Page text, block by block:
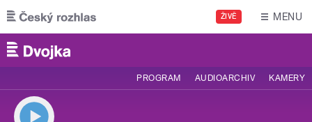
Přejít k hlavnímu obsahu
ŽIVĚ MENU
PROGRAM AUDIOARCHIV KAMERY